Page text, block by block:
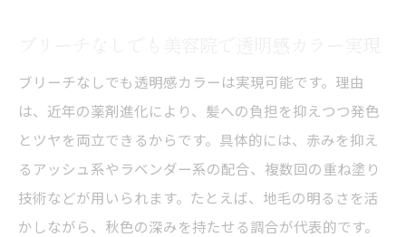
昭和区美容院ならではの透明感カラー体験
美容院選びで理想の透明感秋色を手に入れ
る
美容院のカラー技術が秋色透明感に与える
影響
ブリーチなしでも透明感カラーは実現可能です。理由
は、近年の薬剤進化により、髪への負担を抑えつつ発色
とツヤを両立できるからです。具体的には、赤みを抑え
るアッシュ系やラベンダー系の配合、複数回の重ね塗り
技術などが用いられます。たとえば、地毛の明るさを活
かしながら、秋色の深みを持たせる調合が代表的です。